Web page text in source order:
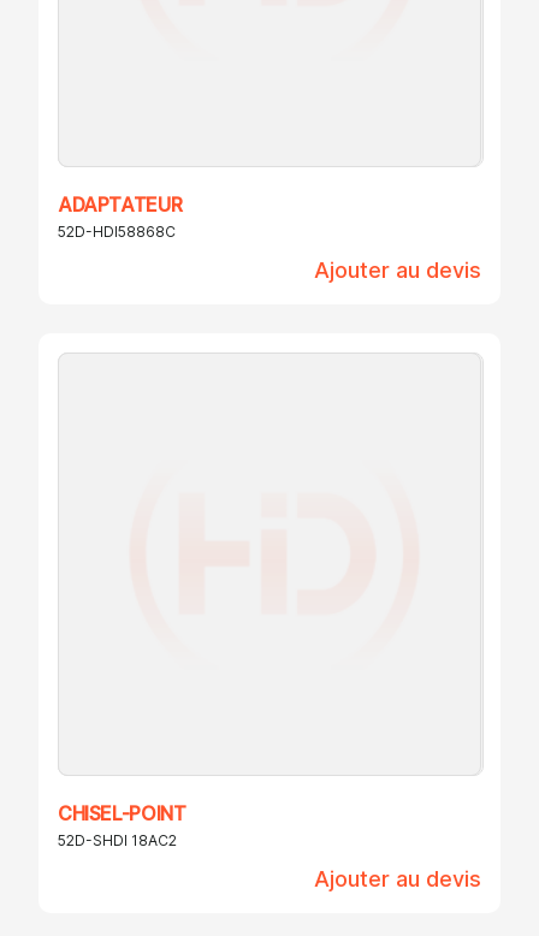
ADAPTATEUR
52D-HDI58868C
Ajouter au devis
CHISEL-POINT
52D-SHDI 18AC2
Ajouter au devis